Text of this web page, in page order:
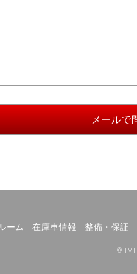
ーム 在庫車情報 整備・保証
© TMI